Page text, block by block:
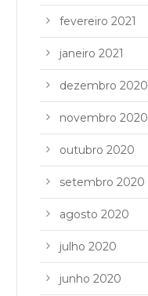
fevereiro 2021
janeiro 2021
dezembro 2020
novembro 2020
outubro 2020
setembro 2020
agosto 2020
julho 2020
junho 2020